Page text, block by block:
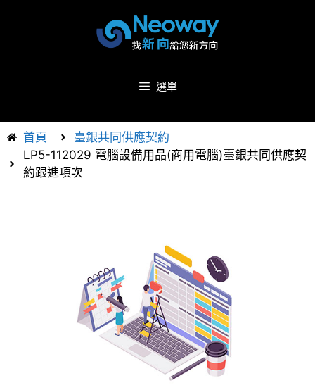
選單
首頁
臺銀共同供應契約
LP5-112029 電腦設備用品(商用電腦)臺銀共同供應契
約跟進項次